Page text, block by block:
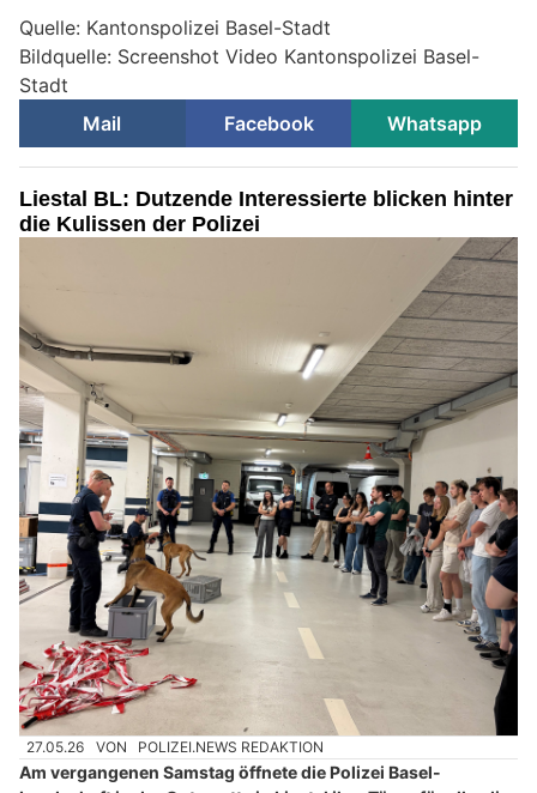
Quelle: Kantonspolizei Basel-Stadt
Bildquelle: Screenshot Video Kantonspolizei Basel-
Stadt
Mail
Facebook Whatsapp
Liestal BL: Dutzende Interessierte blicken hinter
die Kulissen der Polizei
27.05.26 VON POLIZEI.NEWS REDAKTION
Am vergangenen Samstag öffnete die Polizei Basel-